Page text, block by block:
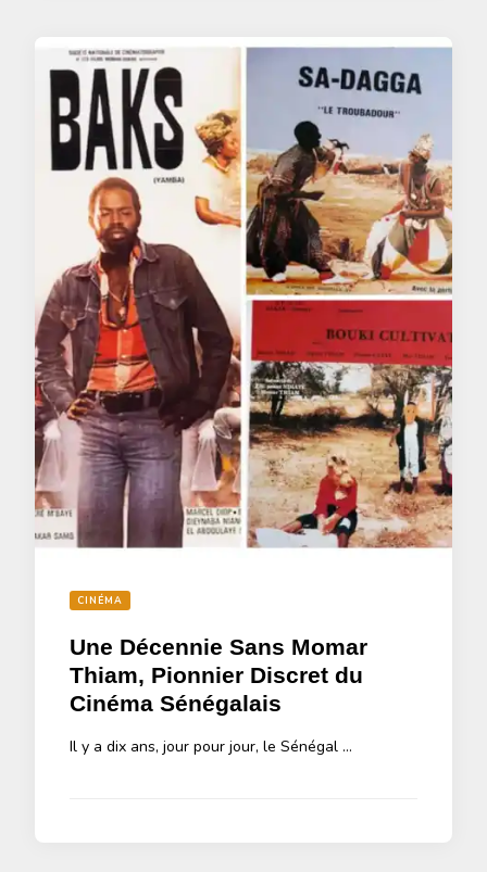
CINÉMA
Une Décennie Sans Momar
Thiam, Pionnier Discret du
Cinéma Sénégalais
Il y a dix ans, jour pour jour, le Sénégal …